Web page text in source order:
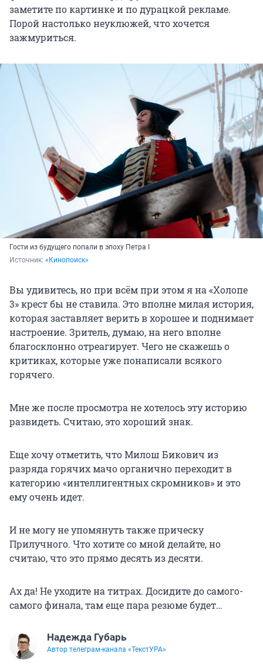
заметите по картинке и по дурацкой рекламе.
Порой настолько неуклюжей, что хочется
зажмуриться.
Гости из будущего попали в эпоху Петра I
Источник: «Кинопоиск»
Вы удивитесь, но при всём при этом я на «Холопе
3» крест бы не ставила. Это вполне милая история,
которая заставляет верить в хорошее и поднимает
настроение. Зритель, думаю, на него вполне
благосклонно отреагирует. Чего не скажешь о
критиках, которые уже понаписали всякого
горячего.
Мне же после просмотра не хотелось эту историю
развидеть. Считаю, это хороший знак.
Еще хочу отметить, что Милош Бикович из
разряда горячих мачо органично переходит в
категорию «интеллигентных скромников» и это
ему очень идет.
И не могу не упомянуть также прическу
Прилучного. Что хотите со мной делайте, но
считаю, что это прямо десять из десяти.
Ах да! Не уходите на титрах. Досидите до самого-
самого финала, там еще пара резюме будет…
Надежда Губарь
Автор телеграм-канала «ТекстУРА»